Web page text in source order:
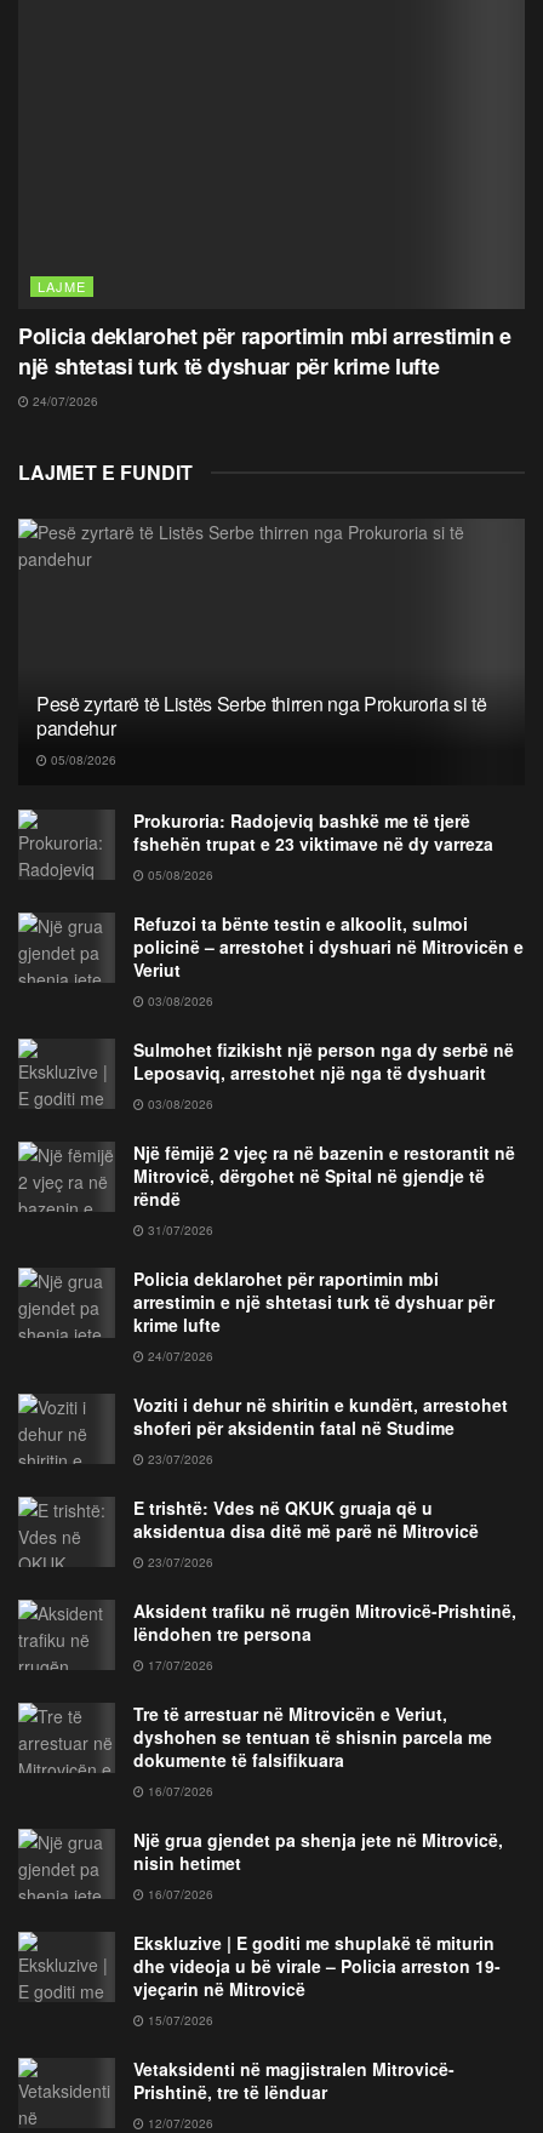
LAJME
Policia deklarohet për raportimin mbi arrestimin e
një shtetasi turk të dyshuar për krime lufte
24/07/2026
LAJMET E FUNDIT
Pesë zyrtarë të Listës Serbe thirren nga Prokuroria si të
pandehur
05/08/2026
Prokuroria: Radojeviq bashkë me të tjerë
fshehën trupat e 23 viktimave në dy varreza
05/08/2026
Refuzoi ta bënte testin e alkoolit, sulmoi
policinë – arrestohet i dyshuari në Mitrovicën e
Veriut
03/08/2026
Sulmohet fizikisht një person nga dy serbë në
Leposaviq, arrestohet një nga të dyshuarit
03/08/2026
Një fëmijë 2 vjeç ra në bazenin e restorantit në
Mitrovicë, dërgohet në Spital në gjendje të
rëndë
31/07/2026
Policia deklarohet për raportimin mbi
arrestimin e një shtetasi turk të dyshuar për
krime lufte
24/07/2026
Voziti i dehur në shiritin e kundërt, arrestohet
shoferi për aksidentin fatal në Studime
23/07/2026
E trishtë: Vdes në QKUK gruaja që u
aksidentua disa ditë më parë në Mitrovicë
23/07/2026
Aksident trafiku në rrugën Mitrovicë-Prishtinë,
lëndohen tre persona
17/07/2026
Tre të arrestuar në Mitrovicën e Veriut,
dyshohen se tentuan të shisnin parcela me
dokumente të falsifikuara
16/07/2026
Një grua gjendet pa shenja jete në Mitrovicë,
nisin hetimet
16/07/2026
Ekskluzive | E goditi me shuplakë të miturin
dhe videoja u bë virale – Policia arreston 19-
vjeçarin në Mitrovicë
15/07/2026
Vetaksidenti në magjistralen Mitrovicë-
Prishtinë, tre të lënduar
12/07/2026